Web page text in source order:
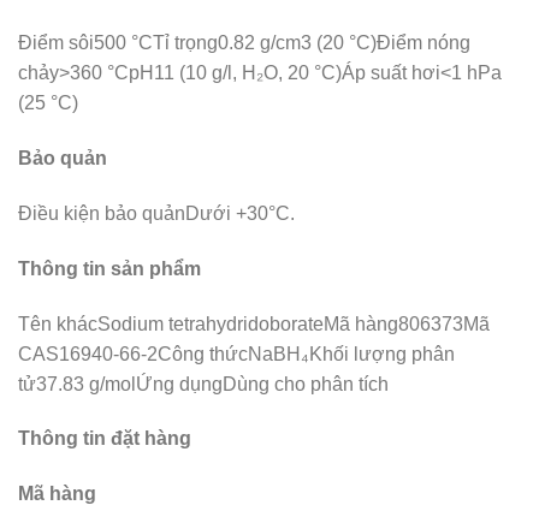
Điểm sôi500 °CTỉ trọng0.82 g/cm3 (20 °C)Điểm nóng
chảy>360 °CpH11 (10 g/l, H₂O, 20 °C)Áp suất hơi<1 hPa
(25 °C)
Bảo quản
Điều kiện bảo quảnDưới +30°C.
Thông tin sản phẩm
Tên khácSodium tetrahydridoborateMã hàng806373Mã
CAS16940-66-2Công thứcNaBH₄Khối lượng phân
tử37.83 g/molỨng dụngDùng cho phân tích
Thông tin đặt hàng
Mã hàng